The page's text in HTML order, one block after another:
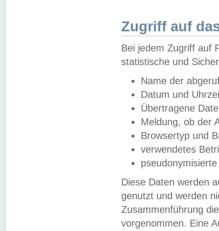
Zugriff auf
Bei jedem Zugriff auf
statistische und
Name der
Datum und
Übertragene
Meldung, ob der
Browsertyp und
verwendetes
Diese Daten werden
genutzt und werden
Zusammenführung
vorgenommen. Eine